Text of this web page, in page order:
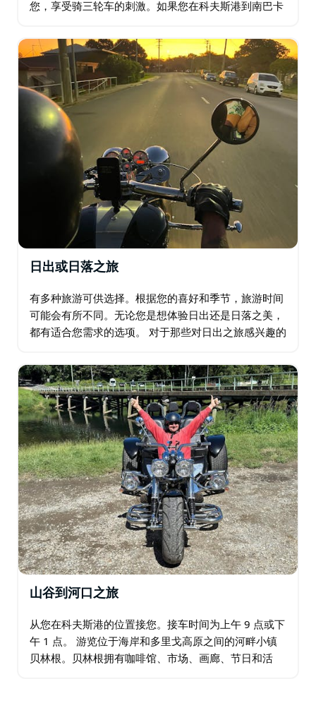
您，享受骑三轮车的刺激。如果您在科夫斯港到南巴卡
而令人兴奋的冒险！
日出或日落之旅
有多种旅游可供选择。根据您的喜好和季节，旅游时间
可能会有所不同。无论您是想体验日出还是日落之美，
都有适合您需求的选项。 对于那些对日出之旅感兴趣的
的体验。水面上的倒影令人惊叹…
山谷到河口之旅
从您在科夫斯港的位置接您。接车时间为上午 9 点或下
午 1 点。 游览位于海岸和多里戈高原之间的河畔小镇
贝林根。贝林根拥有咖啡馆、市场、画廊、节日和活